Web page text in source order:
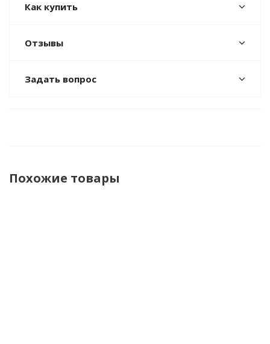
Как купить
Отзывы
Задать вопрос
Похожие товары